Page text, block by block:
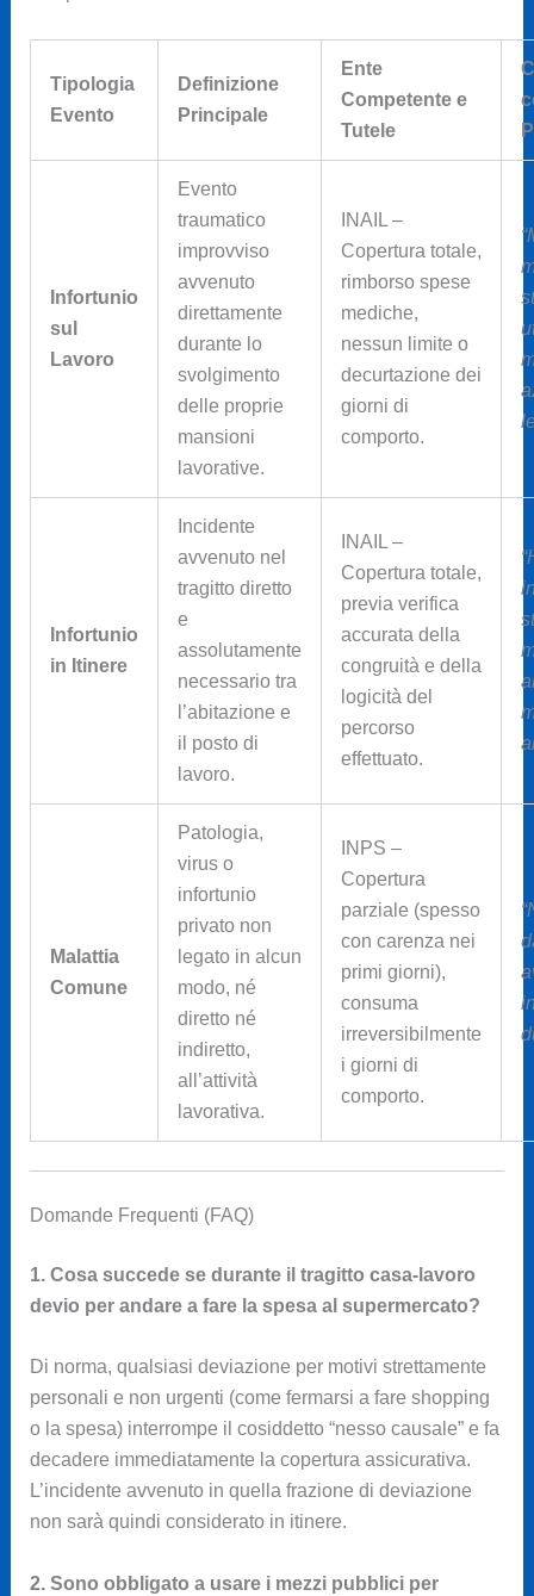
Tipologia
Evento
Definizione
Principale
Ente
Competente e
Tutele
Infortunio
sul
Lavoro
Evento
traumatico
improvviso
avvenuto
direttamente
durante lo
svolgimento
delle proprie
mansioni
lavorative.
INAIL –
Copertura totale,
rimborso spese
mediche,
nessun limite o
decurtazione dei
giorni di
comporto.
Infortunio
in Itinere
Incidente
avvenuto nel
tragitto diretto
e
assolutamente
necessario tra
l’abitazione e
il posto di
lavoro.
INAIL –
Copertura totale,
previa verifica
accurata della
congruità e della
logicità del
percorso
effettuato.
Malattia
Comune
Patologia,
virus o
infortunio
privato non
legato in alcun
modo, né
diretto né
indiretto,
all’attività
lavorativa.
INPS –
Copertura
parziale (spesso
con carenza nei
primi giorni),
consuma
irreversibilmente
i giorni di
comporto.
Domande Frequenti (FAQ)
1. Cosa succede se durante il tragitto casa-lavoro
devio per andare a fare la spesa al supermercato?
Di norma, qualsiasi deviazione per motivi strettamente
personali e non urgenti (come fermarsi a fare shopping
o la spesa) interrompe il cosiddetto “nesso causale” e fa
decadere immediatamente la copertura assicurativa.
L’incidente avvenuto in quella frazione di deviazione
non sarà quindi considerato in itinere.
2. Sono obbligato a usare i mezzi pubblici per